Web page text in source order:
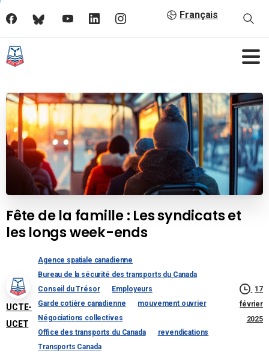
Français
Fête de la famille : Les syndicats et
les longs week-ends
UCTE-
UCET
Agence spatiale canadienne
Bureau de la sécurité des transports du Canada
Conseil du Trésor
Employeurs
Garde cotière canadienne
mouvement ouvrier
Négociations collectives
Office des transports du Canada
revendications
Transports Canada
17
février
2025